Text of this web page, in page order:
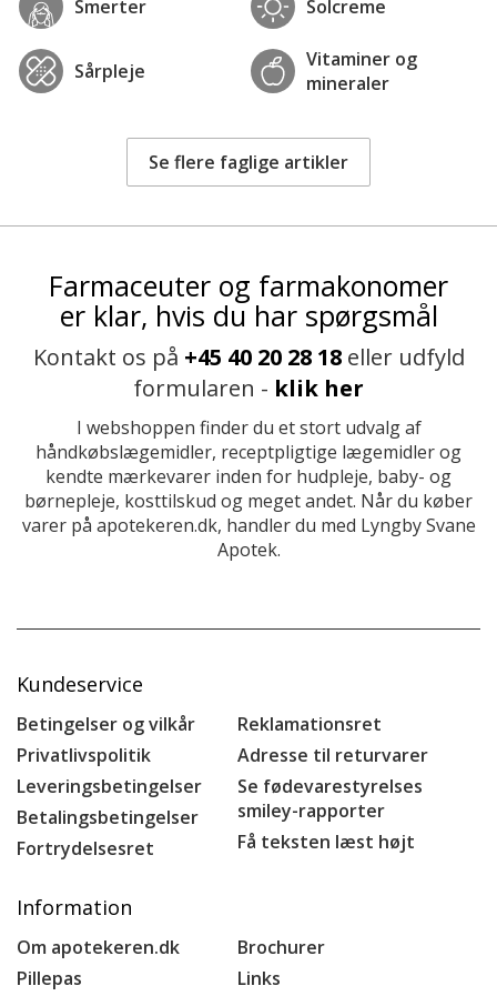
Smerter Solcreme
Sårpleje
Vitaminer og
mineraler
Se flere faglige artikler
Farmaceuter og farmakonomer
er klar, hvis du har spørgsmål
Kontakt os på +45 40 20 28 18eller udfyld
formularen - klik her
I webshoppen finder du et stort udvalg af
håndkøbslægemidler, receptpligtige lægemidler og
kendte mærkevarer inden for hudpleje, baby- og
børnepleje, kosttilskud og meget andet. Når du køber
varer på apotekeren.dk, handler du med Lyngby Svane
Apotek.
Kundeservice
Betingelser og vilkår
Privatlivspolitik
Leveringsbetingelser
Betalingsbetingelser
Fortrydelsesret
Reklamationsret
Adresse til returvarer
Se fødevarestyrelses
smiley-rapporter
Få teksten læst højt
Information
Om apotekeren.dk
Pillepas
Brochurer
Links